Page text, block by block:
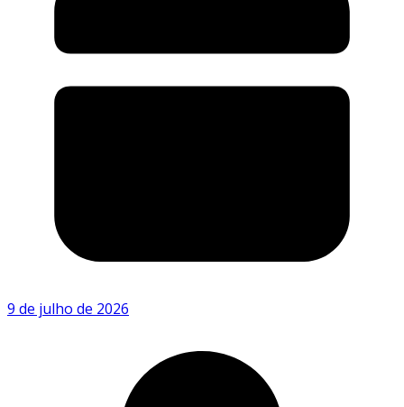
9 de julho de 2026